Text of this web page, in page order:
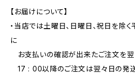
【お届けについて】
・当店では土曜日、日曜日、祝日を除
に
お支払いの確認が出来たご注文を翌
17 : 00以降のご注文は翌々日の発送